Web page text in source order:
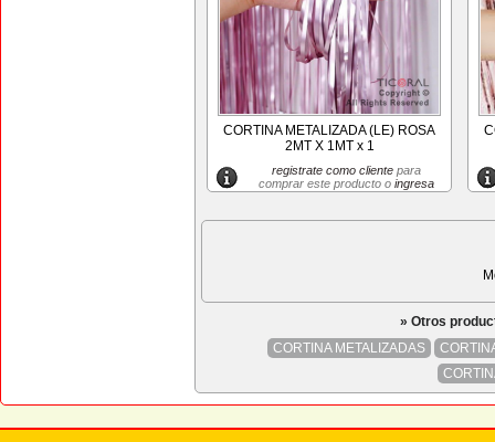
CORTINA METALIZADA (LE) ROSA
2MT X 1MT x 1
registrate como clientepara
comprar este producto o ingresa
» Otros
CORTINA METALIZADAS